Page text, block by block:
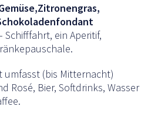
Schifffahrt, ein Aperitif,
umfasst (bis Mitternacht)
Rosé, Bier, Softdrinks, Wasser